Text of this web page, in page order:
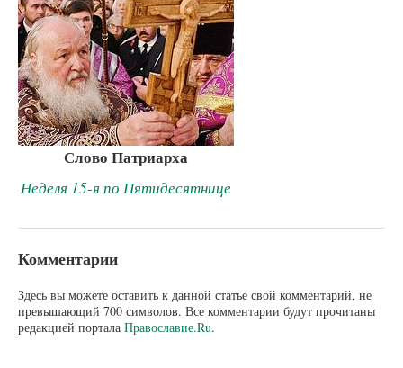
Слово Патриарха
Неделя 15-я по Пятидесятнице
Комментарии
Здесь вы можете оставить к данной статье свой комментарий, не
превышающий 700 символов. Все комментарии будут прочитаны
редакцией портала Православие.Ru.